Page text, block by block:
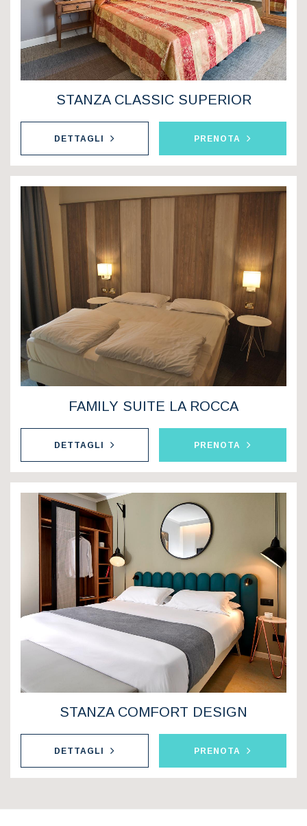
STANZA CLASSIC SUPERIOR
DETTAGLI PRENOTA
FAMILY SUITE LA ROCCA
DETTAGLI PRENOTA
STANZA COMFORT DESIGN
DETTAGLI PRENOTA